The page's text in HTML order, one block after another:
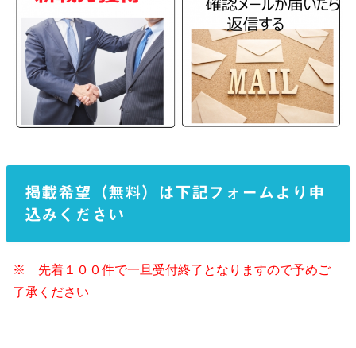
掲載希望（無料）は下記フォームより申
込みください
※ 先着１００件で一旦受付終了となりますので予めご
了承ください